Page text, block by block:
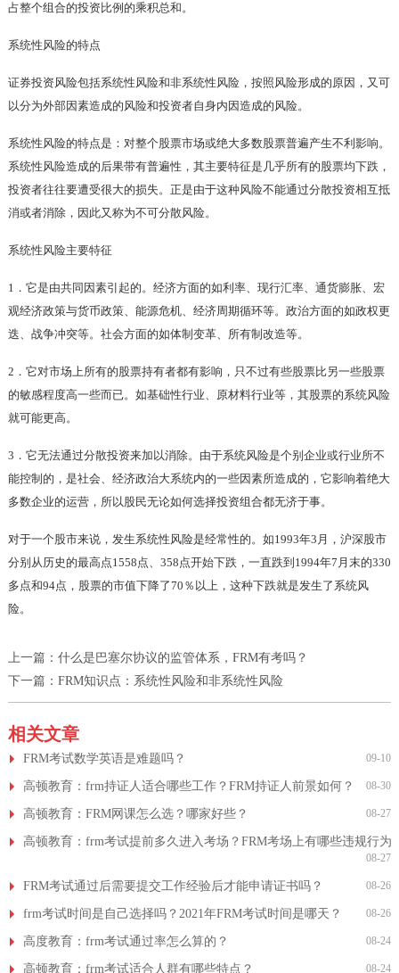
占整个组合的投资比例的乘积总和。
系统性风险的特点
证券投资风险包括系统性风险和非系统性风险，按照风险形成的原因，又可
以分为外部因素造成的风险和投资者自身内因造成的风险。
系统性风险的特点是：对整个股票市场或绝大多数股票普遍产生不利影响。
系统性风险造成的后果带有普遍性，其主要特征是几乎所有的股票均下跌，
投资者往往要遭受很大的损失。正是由于这种风险不能通过分散投资相互抵
消或者消除，因此又称为不可分散风险。
系统性风险主要特征
1．它是由共同因素引起的。经济方面的如利率、现行汇率、通货膨胀、宏
观经济政策与货币政策、能源危机、经济周期循环等。政治方面的如政权更
迭、战争冲突等。社会方面的如体制变革、所有制改造等。
2．它对市场上所有的股票持有者都有影响，只不过有些股票比另一些股票
的敏感程度高一些而已。如基础性行业、原材料行业等，其股票的系统风险
就可能更高。
3．它无法通过分散投资来加以消除。由于系统风险是个别企业或行业所不
能控制的，是社会、经济政治大系统内的一些因素所造成的，它影响着绝大
多数企业的运营，所以股民无论如何选择投资组合都无济于事。
对于一个股市来说，发生系统性风险是经常性的。如1993年3月，沪深股市
分别从历史的最高点1558点、358点开始下跌，一直跌到1994年7月末的330
多点和94点，股票的市值下降了70％以上，这种下跌就是发生了系统风
险。
上一篇： 什么是巴塞尔协议的监管体系，FRM有考吗？
下一篇： FRM知识点：系统性风险和非系统性风险
相关文章
FRM考试数学英语是难题吗？ 09-10
高顿教育：frm持证人适合哪些工作？FRM持证人前景如何？ 08-30
高顿教育：FRM网课怎么选？哪家好些？ 08-27
高顿教育：frm考试提前多久进入考场？FRM考场上有哪些违规行为
08-27
FRM考试通过后需要提交工作经验后才能申请证书吗？ 08-26
frm考试时间是自己选择吗？2021年FRM考试时间是哪天？ 08-26
高度教育：frm考试通过率怎么算的？ 08-24
高顿教育：frm考试适合人群有哪些特点？ 08-24